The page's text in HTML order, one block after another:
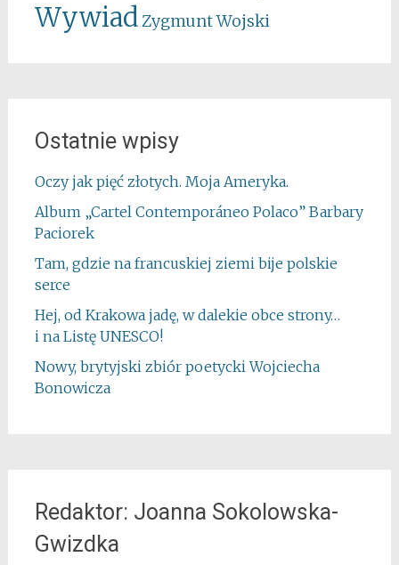
WywiadZygmunt Wojski
Ostatnie wpisy
Oczy jak pięć złotych. Moja Ameryka.
Album „Cartel Contemporáneo Polaco” Barbary
Paciorek
Tam, gdzie na francuskiej ziemi bije polskie
serce
Hej, od Krakowa jadę, w dalekie obce strony…
i na Listę UNESCO!
Nowy, brytyjski zbiór poetycki Wojciecha
Bonowicza
Redaktor: Joanna Sokolowska-
Gwizdka